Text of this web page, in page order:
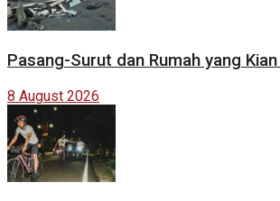
Pasang-Surut dan Rumah yang
8 August 2026